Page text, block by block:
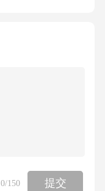
0/150 提交